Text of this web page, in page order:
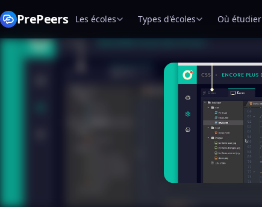
PrePeers Les écoles Types d'écoles Où étudier